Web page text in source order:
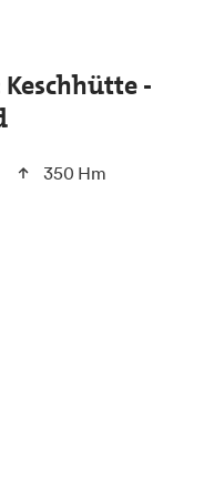
Keschhütte -
350 Hm